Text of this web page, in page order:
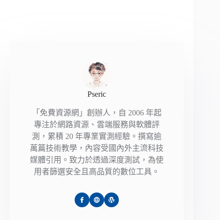
Pseric
「免費資源網」創辦人，自 2006 年起
專注於網路資源、雲端服務與軟體評
測，累積 20 年專業實測經驗。撰寫逾
萬篇技術教學，內容受國內外主流科技
媒體引用。致力於透過深度測試，為使
用者篩選安全且高品質的數位工具。